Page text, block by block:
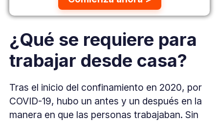
¿Qué se requiere para
trabajar desde casa?
Tras el inicio del confinamiento en 2020, por
COVID-19, hubo un antes y un después en la
manera en que las personas trabajaban. Sin